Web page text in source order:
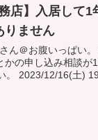
務店】入居して
りません
っぱい。 2023/12/16(土) 18:58:54.16 入居
お腹いっぱい。 2023/12/16(